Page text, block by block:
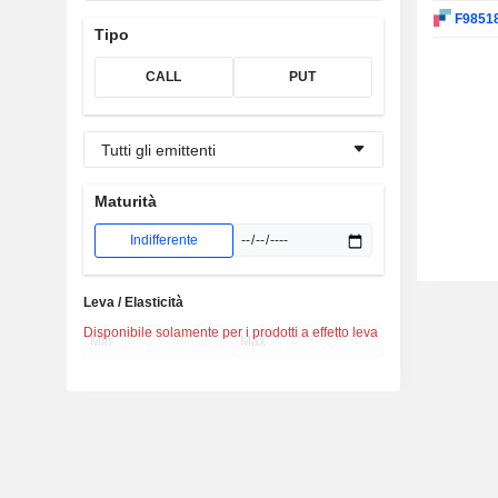
Tipo
CALL PUT
Tutti gli emittenti
Maturità
Indifferente
Disponibile solamente per i prodotti a effetto leva
Leva / Elasticità